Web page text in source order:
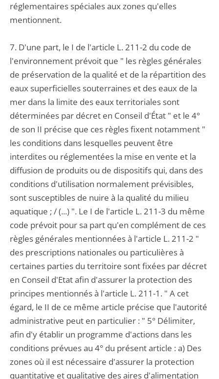
réglementaires spéciales aux zones qu'elles
mentionnent.
7. D'une part, le I de l'article L. 211-2 du code de
l'environnement prévoit que " les règles générales
de préservation de la qualité et de la répartition des
eaux superficielles souterraines et des eaux de la
mer dans la limite des eaux territoriales sont
déterminées par décret en Conseil d'État " et le 4°
de son II précise que ces règles fixent notamment "
les conditions dans lesquelles peuvent être
interdites ou réglementées la mise en vente et la
diffusion de produits ou de dispositifs qui, dans des
conditions d'utilisation normalement prévisibles,
sont susceptibles de nuire à la qualité du milieu
aquatique ; / (...) ". Le I de l'article L. 211-3 du même
code prévoit pour sa part qu'en complément de ces
règles générales mentionnées à l'article L. 211-2 "
des prescriptions nationales ou particulières à
certaines parties du territoire sont fixées par décret
en Conseil d'Etat afin d'assurer la protection des
principes mentionnés à l'article L. 211-1. " A cet
égard, le II de ce même article précise que l'autorité
administrative peut en particulier : " 5° Délimiter,
afin d'y établir un programme d'actions dans les
conditions prévues au 4° du présent article : a) Des
zones où il est nécessaire d'assurer la protection
quantitative et qualitative des aires d'alimentation